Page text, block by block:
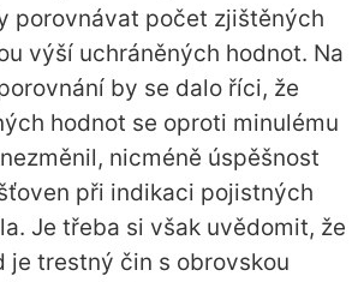
porovnávat počet zjištěných
výší uchráněných hodnot. Na
by se dalo říci, že
hodnot se oproti minulému
nicméně úspěšnost
při indikaci pojistných
Je třeba si však uvědomit, že
je trestný čin s obrovskou